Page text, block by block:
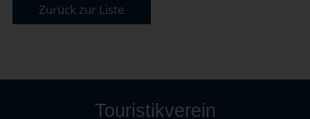
Zurück zur Liste
Touristikverein